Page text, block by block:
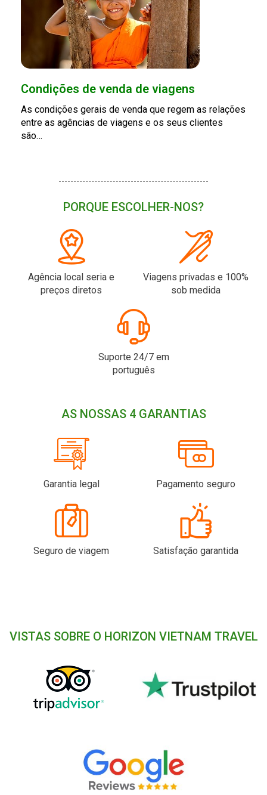
Condições de venda de viagens
As condições gerais de venda que regem as relações
entre as agências de viagens e os seus clientes
são…
PORQUE ESCOLHER-NOS?
Agência local seria e
preços diretos
Viagens privadas e 100%
sob medida
Suporte 24/7 em
português
AS NOSSAS 4 GARANTIAS
Garantia legal Pagamento seguro
Seguro de viagem Satisfação garantida
VISTAS SOBRE O HORIZON VIETNAM TRAVEL